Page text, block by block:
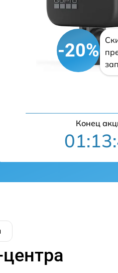
-20%
Конец